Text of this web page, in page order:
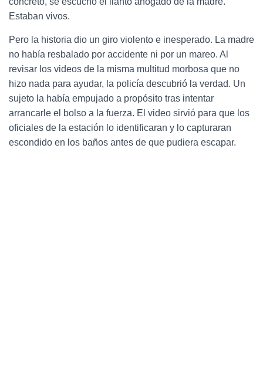
Estaban vivos.
Pero la historia dio un giro violento e inesperado. La madre
no había resbalado por accidente ni por un mareo. Al
revisar los videos de la misma multitud morbosa que no
hizo nada para ayudar, la policía descubrió la verdad. Un
sujeto la había empujado a propósito tras intentar
arrancarle el bolso a la fuerza. El video sirvió para que los
oficiales de la estación lo identificaran y lo capturaran
escondido en los baños antes de que pudiera escapar.